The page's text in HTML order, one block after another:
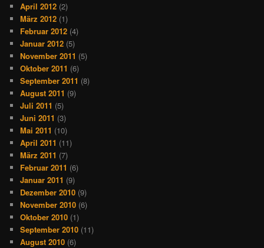
April 2012 (2)
März 2012 (1)
Februar 2012 (4)
Januar 2012 (5)
November 2011 (5)
Oktober 2011 (6)
September 2011 (8)
August 2011 (9)
Juli 2011 (5)
Juni 2011 (3)
Mai 2011 (10)
April 2011 (11)
März 2011 (7)
Februar 2011 (6)
Januar 2011 (9)
Dezember 2010 (9)
November 2010 (6)
Oktober 2010 (1)
September 2010 (11)
August 2010 (6)